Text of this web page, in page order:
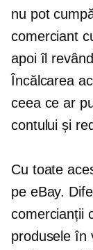
nu pot
comerciant
apoi îl
Încălcarea
ceea ce ar
contului și
Cu toate
pe eBay.
comercianții
produsele în